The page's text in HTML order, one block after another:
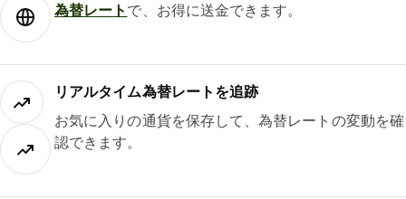
為替レート で、お得に送金できます。
リアルタイム為替レートを追跡
お気に入りの通貨を保存して、為替レートの変動を確
認できます。